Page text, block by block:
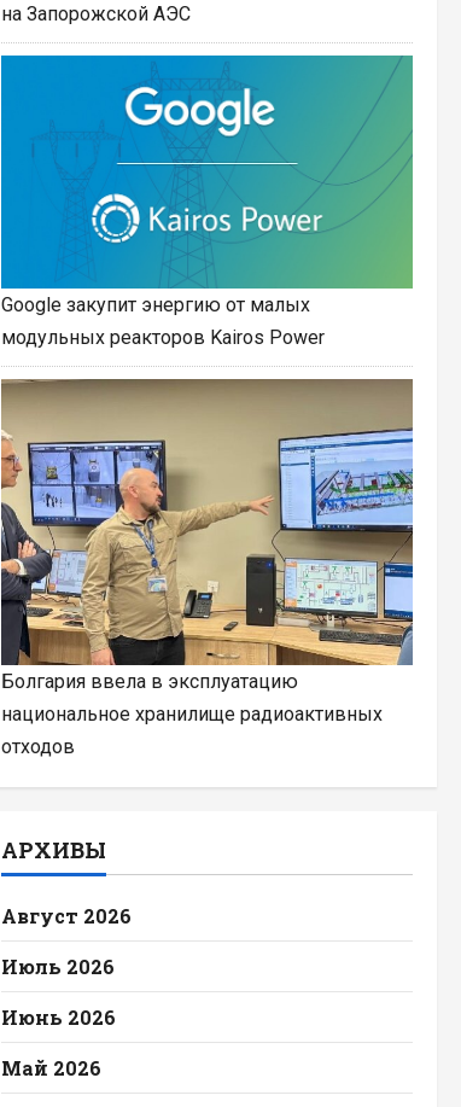
на Запорожской АЭС
Google закупит энергию от малых
модульных реакторов Kairos Power
Болгария ввела в эксплуатацию
национальное хранилище радиоактивных
отходов
АРХИВЫ
Август 2026
Июль 2026
Июнь 2026
Май 2026